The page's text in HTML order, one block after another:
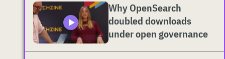
Why OpenSearch
doubled downloads
under open governance